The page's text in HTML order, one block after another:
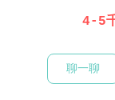
4-5
聊一聊